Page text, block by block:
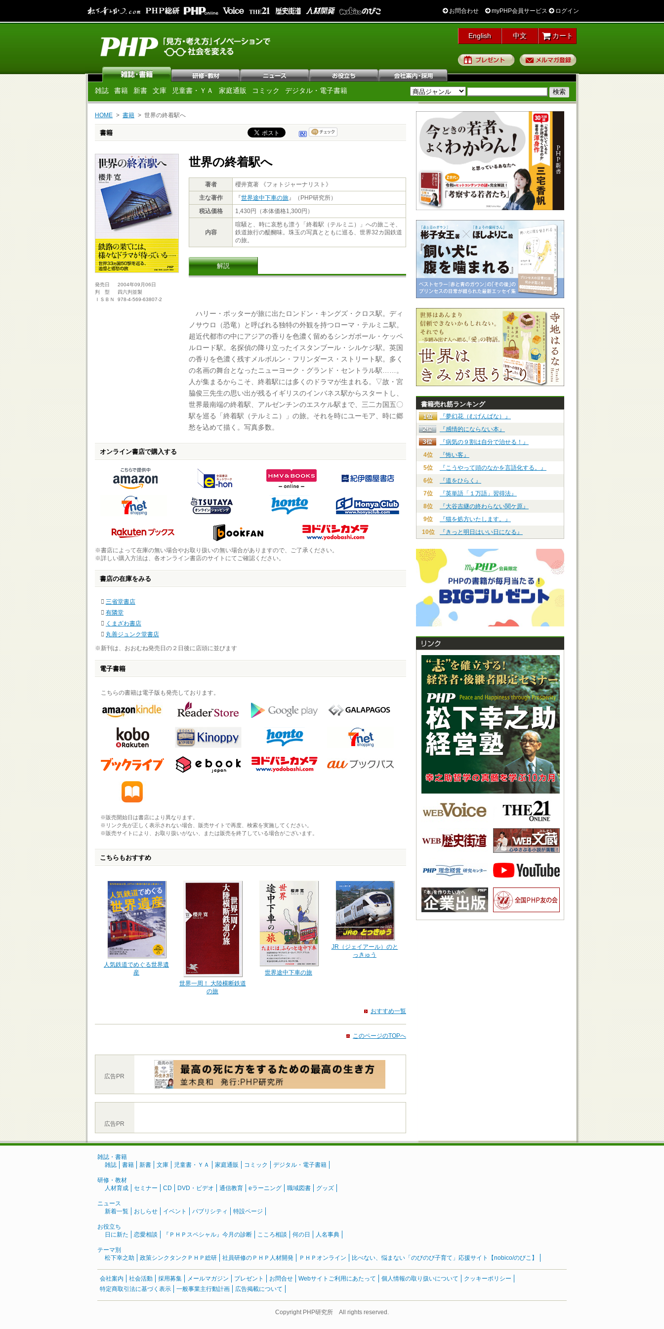
お問合わせ myPHP会員サービス ログイン
English 中文 カート
プレゼント
雑誌 書籍 新書 文庫 児童書・ＹＡ 家庭通販 コミック デジタル・電子書籍
HOME 書籍 世界の終着駅へ
書籍
発売日
2004年09月06日
判 型
四六判並製
ＩＳＢＮ
978-4-569-63807-2
世界の終着駅へ
著者
櫻井寛著 《フォトジャーナリスト》
主な著作
『世界途中下車の旅』（PHP研究所）
税込価格
1,430円（本体価格1,300円）
内容
喧騒と、時に哀愁も漂う「終着駅（テルミニ）」への旅こそ、
鉄道旅行の醍醐味。珠玉の写真とともに巡る、世界32カ国鉄道
の旅。
解説
ハリー・ポッターが旅に出たロンドン・キングズ・クロス駅。ディ
ノサウロ（恐竜）と呼ばれる独特の外観を持つローマ・テルミニ駅。
超近代都市の中にアジアの香りを色濃く留めるシンガポール・ケッペ
ルロード駅。名探偵の降り立ったイスタンブール・シルケジ駅。英国
の香りを色濃く残すメルボルン・フリンダース・ストリート駅。多く
の名画の舞台となったニューヨーク・グランド・セントラル駅……。
人が集まるからこそ、終着駅には多くのドラマが生まれる。▽故・宮
脇俊三先生の思い出が残るイギリスのインバネス駅からスタートし、
世界最南端の終着駅、アルゼンチンのエスケル駅まで、三二カ国五〇
駅を巡る「終着駅（テルミニ）」の旅。それを時にユーモア、時に郷
愁を込めて描く。写真多数。
オンライン書店で購入する
※書店によって在庫の無い場合やお取り扱いの無い場合がありますので、ご了承ください。
※詳しい購入方法は、各オンライン書店のサイトにてご確認ください。
書店の在庫をみる
三省堂書店
有隣堂
くまざわ書店
丸善ジュンク堂書店
※新刊は、おおむね発売日の２日後に店頭に並びます
電子書籍
こちらの書籍は電子版も発売しております。
※販売開始日は書店により異なります。
※リンク先が正しく表示されない場合、販売サイトで再度、検索を実施してください。
※販売サイトにより、お取り扱いがない、または販売を終了している場合がございます。
こちらもおすすめ
人気鉄道でめぐる世界遺
産
世界一周！ 大陸横断鉄道
の旅
世界途中下車の旅
JR（ジェイアール）のと
っきゅう
おすすめ一覧
このページのTOPへ
広告PR
広告PR
書籍売れ筋ランキング
『夢幻花（むげんばな）』
『感情的にならない本』
『病気の９割は自分で治せる！』
4位
『怖い客』
5位
『こうやって頭のなかを言語化する。』
6位
『道をひらく』
7位
『英単語「１万語」習得法』
8位
『大谷吉継の終わらない関ケ原』
9位
『猫を処方いたします。』
10位
『きっと明日はいい日になる』
雑誌・書籍
雑誌
書籍 新書 文庫 児童書・ＹＡ 家庭通販 コミック デジタル・電子書籍
研修・教材
人材育成
セミナー CD DVD・ビデオ 通信教育 eラーニング 職域図書 グッズ
ニュース
新着一覧
おしらせ イベント パブリシティ 特設ページ
お役立ち
日に新た
恋愛相談 『ＰＨＰスペシャル』今月の診断 こころ相談 何の日 人名事典
テーマ別
松下幸之助
政策シンクタンクＰＨＰ総研 社員研修のＰＨＰ人材開発 ＰＨＰオンライン 比べない、悩まない「のびのび子育て」応援サイト【nobico/のびこ】
会社案内 社会活動 採用募集 メールマガジン プレゼント お問合せ Webサイトご利用にあたって 個人情報の取り扱いについて
クッキーポリシー
特定商取引法に基づく表示
一般事業主行動計画 広告掲載について
Copyright PHP研究所 All rights reserved.